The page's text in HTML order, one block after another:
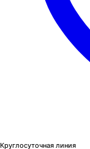
Круглосуточная линия